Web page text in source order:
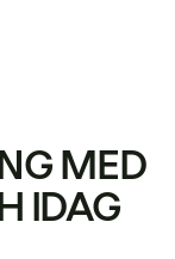
MED
IDAG